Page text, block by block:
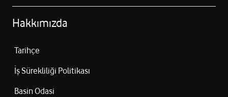
Hakkımızda
Tarihçe
İş Sürekliliği Politikası
Basin Odasi